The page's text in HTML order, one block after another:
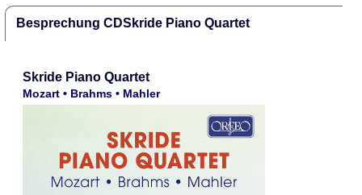
Besprechung CDSkride Piano Quartet
Skride Piano Quartet
Mozart • Brahms • Mahler